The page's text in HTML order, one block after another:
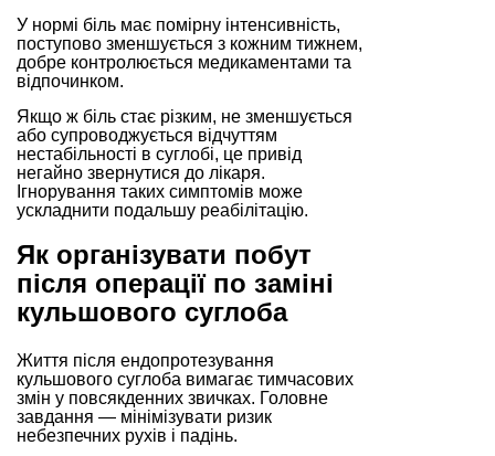
У нормі біль має помірну інтенсивність,
поступово зменшується з кожним тижнем,
добре контролюється медикаментами та
відпочинком.
Якщо ж біль стає різким, не зменшується
або супроводжується відчуттям
нестабільності в суглобі, це привід
негайно звернутися до лікаря.
Ігнорування таких симптомів може
ускладнити подальшу реабілітацію.
Як організувати побут
після операції по заміні
кульшового суглоба
Життя після ендопротезування
кульшового суглоба вимагає тимчасових
змін у повсякденних звичках. Головне
завдання — мінімізувати ризик
небезпечних рухів і падінь.